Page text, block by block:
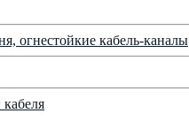
огнестойкие кабель-каналы